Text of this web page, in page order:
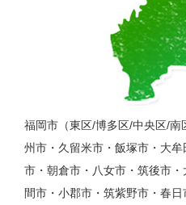
福岡市（東区/博多区/中央区/
州市・久留米市・飯塚市・大牟
市・朝倉市・八女市・筑後市
間市・小郡市・筑紫野市・春